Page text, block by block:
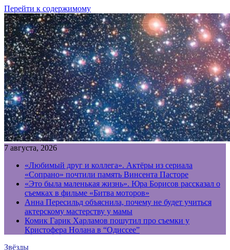
Перейти к содержимому
7 августа, 2026
«Любимый друг и коллега». Актёры из сериала
«Сопрано» почтили память Винсента Пасторе
«Это была маленькая жизнь». Юра Борисов рассказал о
съемках в фильме «Битва моторов»
Анна Пересильд объяснила, почему не будет учиться
актерскому мастерству у мамы
Комик Гарик Харламов пошутил про съемки у
Кристофера Нолана в “Одиссее”
Звёзды